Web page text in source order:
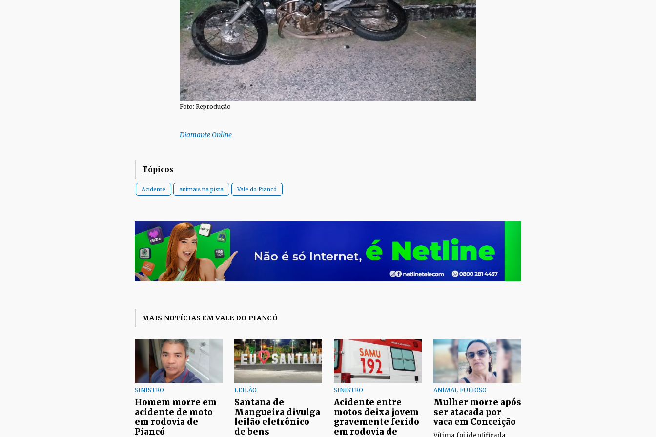
Foto: Reprodução
Diamante Online
Tópicos
Acidente animais na pista Vale do Piancó
MAIS NOTÍCIAS EM VALE DO PIANCÓ
SINISTRO
Homem morre em
acidente de moto
em rodovia de
Piancó
LEILÃO
Santana de
Mangueira divulga
leilão eletrônico
de bens
SINISTRO
Acidente entre
motos deixa jovem
gravemente ferido
em rodovia de
ANIMAL FURIOSO
Mulher morre após
ser atacada por
vaca em Conceição